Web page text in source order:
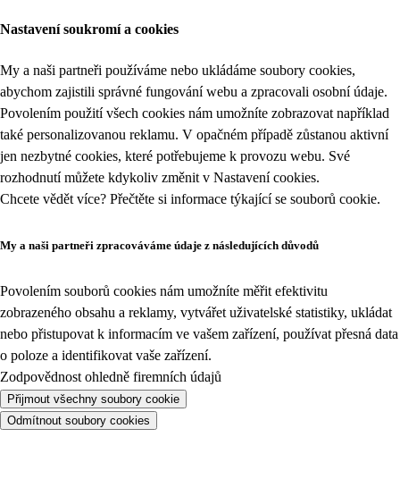
Nastavení soukromí a cookies
My a naši partneři používáme nebo ukládáme soubory cookies,
abychom zajistili správné fungování webu a zpracovali osobní údaje.
Povolením použití všech cookies nám umožníte zobrazovat například
také personalizovanou reklamu. V opačném případě zůstanou aktivní
jen nezbytné cookies, které potřebujeme k provozu webu. Své
rozhodnutí můžete kdykoliv změnit v Nastavení cookies.
Chcete vědět více? Přečtěte si informace týkající se souborů cookie.
My a naši partneři zpracováváme údaje z následujících důvodů
Povolením souborů cookies nám umožníte měřit efektivitu
zobrazeného obsahu a reklamy, vytvářet uživatelské statistiky, ukládat
nebo přistupovat k informacím ve vašem zařízení, používat přesná data
o poloze a identifikovat vaše zařízení.
Zodpovědnost ohledně firemních údajů
Přijmout všechny soubory cookie
Odmítnout soubory cookies